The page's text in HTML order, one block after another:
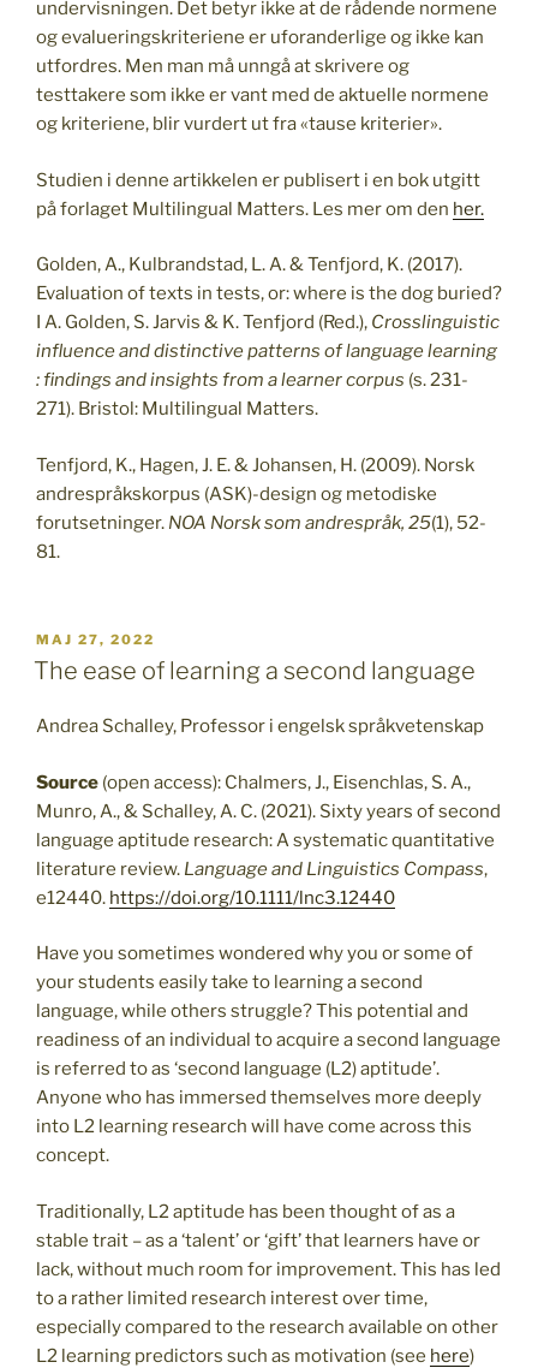
undervisningen. Det betyr ikke at de rådende normene
og evalueringskriteriene er uforanderlige og ikke kan
utfordres. Men man må unngå at skrivere og
testtakere som ikke er vant med de aktuelle normene
og kriteriene, blir vurdert ut fra «tause kriterier».
Studien i denne artikkelen er publisert i en bok utgitt
på forlaget Multilingual Matters. Les mer om den her.
Golden, A., Kulbrandstad, L. A. & Tenfjord, K. (2017).
Evaluation of texts in tests, or: where is the dog buried?
I A. Golden, S. Jarvis & K. Tenfjord (Red.), Crosslinguistic
influence and distinctive patterns of language learning
: findings and insights from a learner corpus (s. 231-
271). Bristol: Multilingual Matters.
Tenfjord, K., Hagen, J. E. & Johansen, H. (2009). Norsk
andrespråkskorpus (ASK)-design og metodiske
forutsetninger. NOA Norsk som andrespråk, 25(1), 52-
81.
PUBLICERAT
MAJ 27, 2022
The ease of learning a second language
Andrea Schalley, Professor i engelsk språkvetenskap
Source (open access): Chalmers, J., Eisenchlas, S. A.,
Munro, A., & Schalley, A. C. (2021). Sixty years of second
language aptitude research: A systematic quantitative
literature review. Language and Linguistics Compass,
e12440. https://doi.org/10.1111/lnc3.12440
Have you sometimes wondered why you or some of
your students easily take to learning a second
language, while others struggle? This potential and
readiness of an individual to acquire a second language
is referred to as ‘second language (L2) aptitude’.
Anyone who has immersed themselves more deeply
into L2 learning research will have come across this
concept.
Traditionally, L2 aptitude has been thought of as a
stable trait ­– as a ‘talent’ or ‘gift’ that learners have or
lack, without much room for improvement. This has led
to a rather limited research interest over time,
especially compared to the research available on other
L2 learning predictors such as motivation (see here)